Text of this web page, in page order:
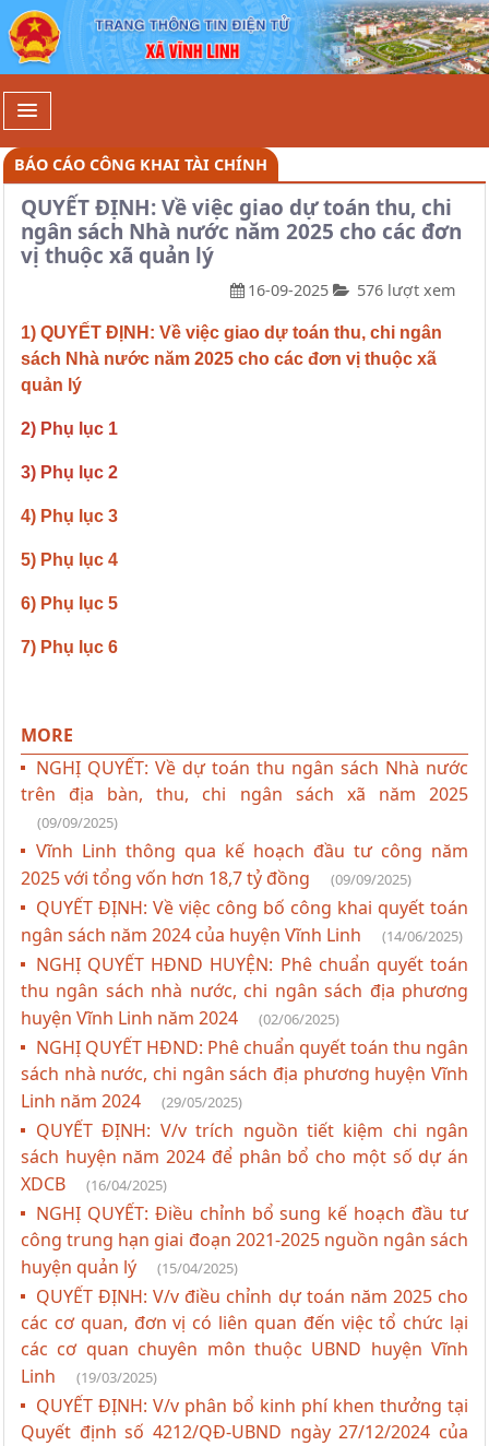
Chi tiết - Xã Vĩnh Linh
BÁO CÁO CÔNG KHAI TÀI CHÍNH
QUYẾT ĐỊNH: Về việc giao dự toán thu, chi
ngân sách Nhà nước năm 2025 cho các đơn
vị thuộc xã quản lý
16-09-2025 576 lượt xem
1) QUYẾT ĐỊNH: Về việc giao dự toán thu, chi ngân
sách Nhà nước năm 2025 cho các đơn vị thuộc xã
quản lý
2) Phụ lục 1
3) Phụ lục 2
4) Phụ lục 3
5) Phụ lục 4
6) Phụ lục 5
7) Phụ lục 6
MORE
NGHỊ QUYẾT: Về dự toán thu ngân sách Nhà nước
trên địa bàn, thu, chi ngân sách xã năm 2025
(09/09/2025)
Vĩnh Linh thông qua kế hoạch đầu tư công năm
2025 với tổng vốn hơn 18,7 tỷ đồng
(09/09/2025)
QUYẾT ĐỊNH: Về việc công bố công khai quyết toán
ngân sách năm 2024 của huyện Vĩnh Linh
(14/06/2025)
NGHỊ QUYẾT HĐND HUYỆN: Phê chuẩn quyết toán
thu ngân sách nhà nước, chi ngân sách địa phương
huyện Vĩnh Linh năm 2024
(02/06/2025)
NGHỊ QUYẾT HĐND: Phê chuẩn quyết toán thu ngân
sách nhà nước, chi ngân sách địa phương huyện Vĩnh
Linh năm 2024
(29/05/2025)
QUYẾT ĐỊNH: V/v trích nguồn tiết kiệm chi ngân
sách huyện năm 2024 để phân bổ cho một số dự án
XDCB
(16/04/2025)
NGHỊ QUYẾT: Điều chỉnh bổ sung kế hoạch đầu tư
công trung hạn giai đoạn 2021-2025 nguồn ngân sách
huyện quản lý
(15/04/2025)
QUYẾT ĐỊNH: V/v điều chỉnh dự toán năm 2025 cho
các cơ quan, đơn vị có liên quan đến việc tổ chức lại
các cơ quan chuyên môn thuộc UBND huyện Vĩnh
Linh
(19/03/2025)
QUYẾT ĐỊNH: V/v phân bổ kinh phí khen thưởng tại
Quyết định số 4212/QĐ-UBND ngày 27/12/2024 của